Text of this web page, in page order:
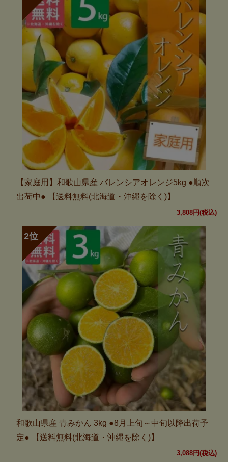
【家庭用】和歌山県産 バレンシアオレンジ5kg ●順次
出荷中● 【送料無料(北海道・沖縄を除く)】
3,808円(税込)
和歌山県産 青みかん 3kg ●8月上旬～中旬以降出荷予
定● 【送料無料(北海道・沖縄を除く)】
3,088円(税込)